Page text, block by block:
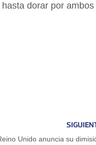
dorar por ambos
Unido anuncia su